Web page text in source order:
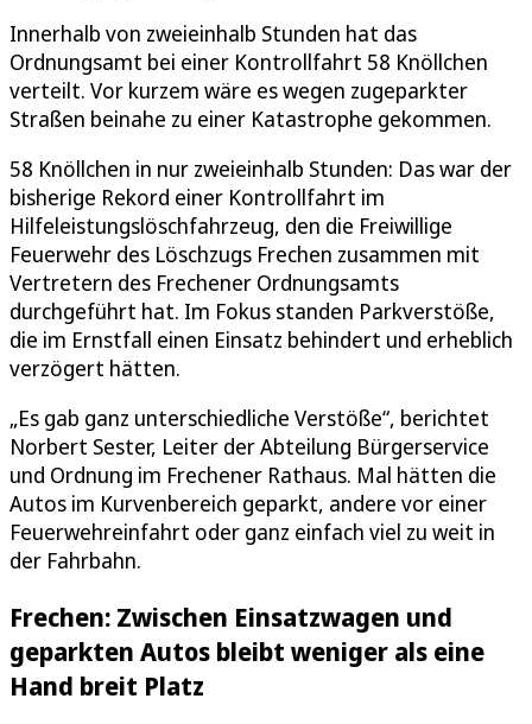
Innerhalb von zweieinhalb Stunden hat das
Ordnungsamt bei einer Kontrollfahrt 58 Knöllchen
verteilt. Vor kurzem wäre es wegen zugeparkter
Straßen beinahe zu einer Katastrophe gekommen.
58 Knöllchen in nur zweieinhalb Stunden: Das war der
bisherige Rekord einer Kontrollfahrt im
Hilfeleistungslöschfahrzeug, den die Freiwillige
Feuerwehr des Löschzugs Frechen zusammen mit
Vertretern des Frechener Ordnungsamts
durchgeführt hat. Im Fokus standen Parkverstöße,
die im Ernstfall einen Einsatz behindert und erheblich
verzögert hätten.
„Es gab ganz unterschiedliche Verstöße“, berichtet
Norbert Sester, Leiter der Abteilung Bürgerservice
und Ordnung im Frechener Rathaus. Mal hätten die
Autos im Kurvenbereich geparkt, andere vor einer
Feuerwehreinfahrt oder ganz einfach viel zu weit in
der Fahrbahn.
Frechen: Zwischen Einsatzwagen und
geparkten Autos bleibt weniger als eine
Hand breit Platz